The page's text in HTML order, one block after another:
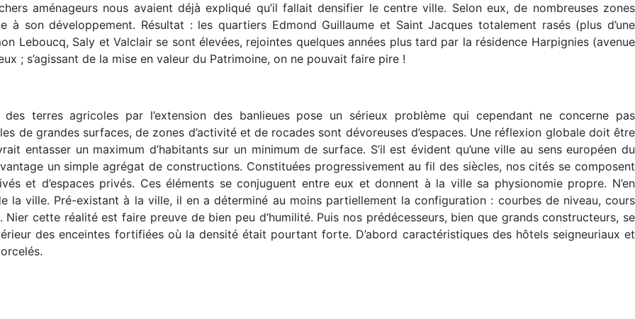
aménageurs nous avaient déjà expliqué qu’il fallait densifier le centre ville. Selon eux, de nombreuses zones
à son développement. Résultat : les quartiers Edmond Guillaume et Saint Jacques totalement rasés (plus d’une
Leboucq, Saly et Valclair se sont élevées, rejointes quelques années plus tard par la résidence Harpignies (avenue
; s’agissant de la mise en valeur du Patrimoine, on ne pouvait faire pire !
terres agricoles par l’extension des banlieues pose un sérieux problème qui cependant ne concerne pas
de grandes surfaces, de zones d’activité et de rocades sont dévoreuses d’espaces. Une réflexion globale doit être
entasser un maximum d’habitants sur un minimum de surface. S’il est évident qu’une ville au sens européen du
un simple agrégat de constructions. Constituées progressivement au fil des siècles, nos cités se composent
et d’espaces privés. Ces éléments se conjuguent entre eux et donnent à la ville sa physionomie propre. N’en
la ville. Pré-existant à la ville, il en a déterminé au moins partiellement la configuration : courbes de niveau, cours
Nier cette réalité est faire preuve de bien peu d’humilité. Puis nos prédécesseurs, bien que grands constructeurs, se
des enceintes fortifiées où la densité était pourtant forte. D’abord caractéristiques des hôtels seigneuriaux et